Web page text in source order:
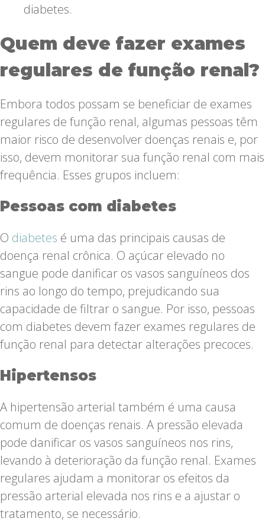
diabetes.
Quem deve fazer exames
regulares de função renal?
Embora todos possam se beneficiar de exames
regulares de função renal, algumas pessoas têm
maior risco de desenvolver doenças renais e, por
isso, devem monitorar sua função renal com mais
frequência. Esses grupos incluem:
Pessoas com diabetes
O diabetes é uma das principais causas de
doença renal crônica. O açúcar elevado no
sangue pode danificar os vasos sanguíneos dos
rins ao longo do tempo, prejudicando sua
capacidade de filtrar o sangue. Por isso, pessoas
com diabetes devem fazer exames regulares de
função renal para detectar alterações precoces.
Hipertensos
A hipertensão arterial também é uma causa
comum de doenças renais. A pressão elevada
pode danificar os vasos sanguíneos nos rins,
levando à deterioração da função renal. Exames
regulares ajudam a monitorar os efeitos da
pressão arterial elevada nos rins e a ajustar o
tratamento, se necessário.